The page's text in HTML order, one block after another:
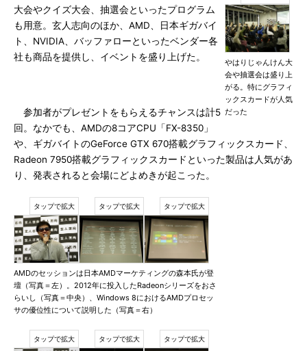
やはりじゃんけん大
会や抽選会は盛り上
がる。特にグラフィ
ックスカードが人気
だった
大会やクイズ大会、抽選会といったプログラム
も用意。玄人志向のほか、AMD、日本ギガバイ
ト、NVIDIA、バッファローといったベンダー各
社も商品を提供し、イベントを盛り上げた。
参加者がプレゼントをもらえるチャンスは計5
回。なかでも、AMDの8コアCPU「FX-8350」
や、ギガバイトのGeForce GTX 670搭載グラフィックスカード、
Radeon 7950搭載グラフィックスカードといった製品は人気があ
り、発表されると会場にどよめきが起こった。
AMDのセッションは日本AMDマーケティングの森本氏が登
壇（写真＝左）。2012年に投入したRadeonシリーズをおさ
らいし（写真＝中央）、Windows 8におけるAMDプロセッ
サの優位性について説明した（写真＝右）